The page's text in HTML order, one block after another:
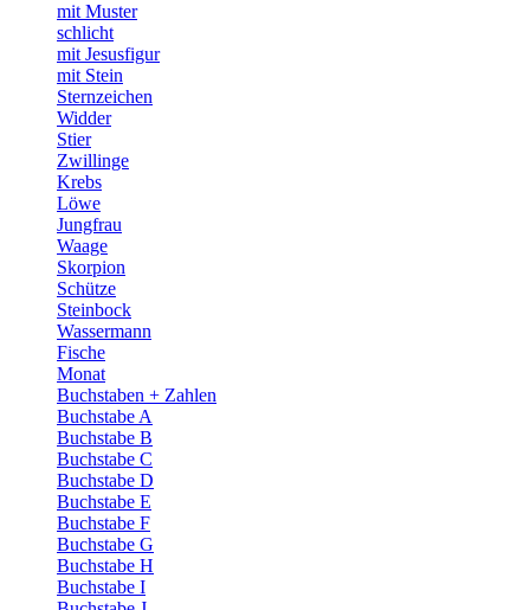
mit Muster
schlicht
mit Jesusfigur
mit Stein
Sternzeichen
Widder
Stier
Zwillinge
Krebs
Löwe
Jungfrau
Waage
Skorpion
Schütze
Steinbock
Wassermann
Fische
Monat
Buchstaben + Zahlen
Buchstabe A
Buchstabe B
Buchstabe C
Buchstabe D
Buchstabe E
Buchstabe F
Buchstabe G
Buchstabe H
Buchstabe I